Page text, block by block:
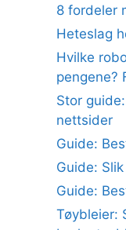
8 fordeler
Heteslag
Hvilke
pengene?
Stor
nettsider
Guide:
Guide:
Guide:
Tøybleier: